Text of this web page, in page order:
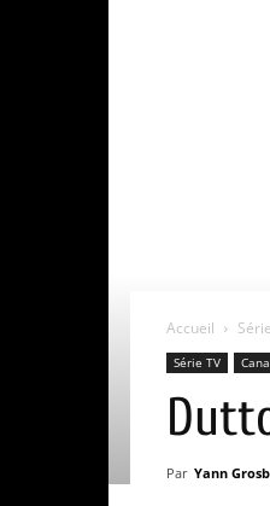
Accueil
Série TV
Par Yann